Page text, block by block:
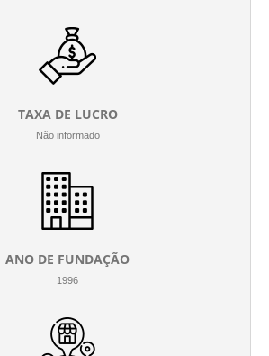
TAXA DE LUCRO
Não informado
ANO DE FUNDAÇÃO
1996